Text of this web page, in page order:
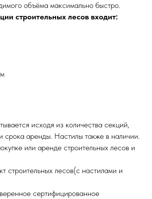
объёма максимально быстро.
строительных лесов входит:
исходя из количества секций,
срока аренды. Настилы также в наличии.
или аренде строительных лесов и
строительных лесов(с настилами и
сертифицированное